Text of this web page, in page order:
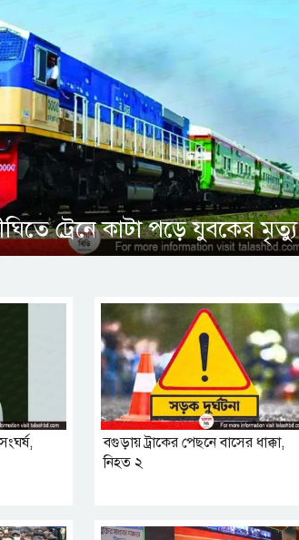
ট্রেনে কাটা পড়ে যুবকের মৃত্যু
বগুড়ায় ট্রাকের পেছনে বাসের ধাক্কা,
নিহত ২